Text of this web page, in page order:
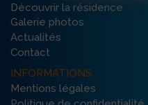
Découvrir la résidence
Galerie photos
Actualités
Contact
INFORMATIONS
Mentions légales